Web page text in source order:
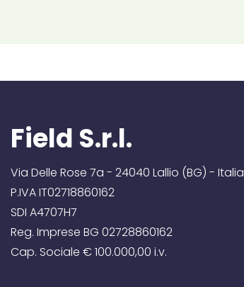
Field S.r.l.
Via Delle Rose 7a - 24040 Lallio (BG) - Italia
P.IVA IT02718860162
SDI A4707H7
Reg. Imprese BG 02728860162
Cap. Sociale € 100.000,00 i.v.